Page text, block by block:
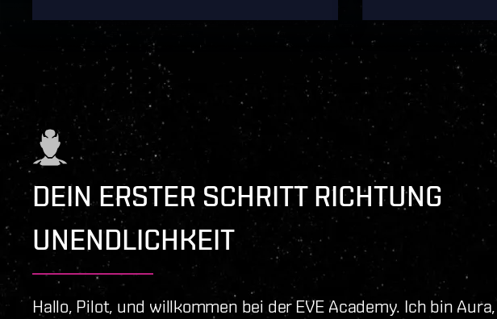
DEIN ERSTER SCHRITT RICHTUNG
UNENDLICHKEIT
Hallo, Pilot, und willkommen bei der EVE Academy. Ich bin Aura,